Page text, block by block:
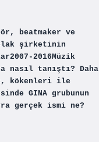
beatmaker ve
plak şirketinin
2016Müzik
nasıl tanıştı? Daha
kökenleri ile
GINA grubunun
gerçek ismi ne?